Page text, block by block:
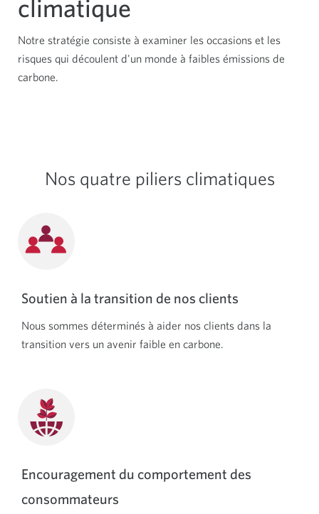
climatique
Notre stratégie consiste à examiner les occasions et les
risques qui découlent d'un monde à faibles émissions de
carbone.
Nos quatre piliers climatiques
Soutien à la transition de nos clients
Nous sommes déterminés à aider nos clients dans la
transition vers un avenir faible en carbone.
Encouragement du comportement des
consommateurs